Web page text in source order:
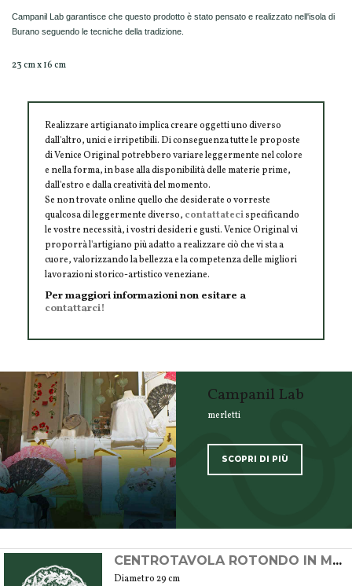
Campanil Lab garantisce che questo prodotto è stato pensato e realizzato nell'isola di
Burano seguendo le tecniche della tradizione.
23 cm x 16 cm
Realizzare artigianato implica creare oggetti uno diverso
dall'altro, unici e irripetibili. Di conseguenza tutte le proposte
di Venice Original potrebbero variare leggermente nel colore
e nella forma, in base alla disponibilità delle materie prime,
dall'estro e dalla creatività del momento.
Se non trovate online quello che desiderate o vorreste
qualcosa di leggermente diverso, contattatecispecificando
le vostre necessità, i vostri desideri e gusti. Venice Original vi
proporrà l'artigiano più adatto a realizzare ciò che vi sta a
cuore, valorizzando la bellezza e la competenza delle migliori
lavorazioni storico-artistico veneziane.
Per maggiori informazioni non esitare a
contattarci!
Campanil Lab
merletti
SCOPRI DI PIÙ
CENTROTAVOLA ROTONDO IN MERLETTO DI BURANO
Diametro 29 cm